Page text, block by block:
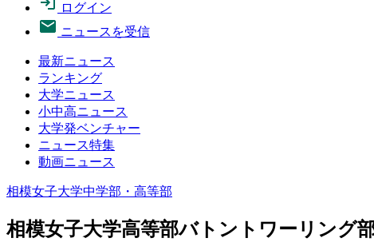
ログイン
ニュースを受信
最新ニュース
ランキング
大学ニュース
小中高ニュース
大学発ベンチャー
ニュース特集
動画ニュース
相模女子大学中学部・高等部
相模女子大学高等部バトントワーリング